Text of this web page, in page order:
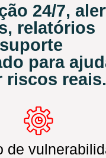
24/7,
relatórios
para
riscos reais.
de